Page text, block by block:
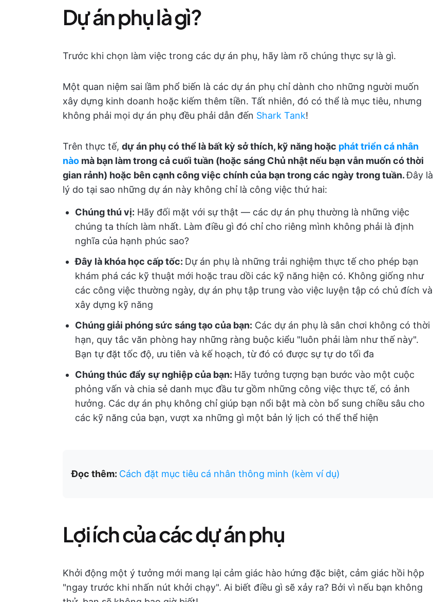
Dự án phụ là gì?
Trước khi chọn làm việc trong các dự án phụ, hãy làm rõ chúng thực sự là gì.
Một quan niệm sai lầm phổ biến là các dự án phụ chỉ dành cho những người muốn
xây dựng kinh doanh hoặc kiếm thêm tiền. Tất nhiên, đó có thể là mục tiêu, nhưng
không phải mọi dự án phụ đều phải dẫn đến Shark Tank!
Trên thực tế, dự án phụ có thể là bất kỳ sở thích, kỹ năng hoặc phát triển cá nhân
nào mà bạn làm trong cả cuối tuần (hoặc sáng Chủ nhật nếu bạn vẫn muốn có thời
gian rảnh) hoặc bên cạnh công việc chính của bạn trong các ngày trong tuần.Đây là
lý do tại sao những dự án này không chỉ là công việc thứ hai:
Chúng thú vị: Hãy đối mặt với sự thật — các dự án phụ thường là những việc
chúng ta thích làm nhất. Làm điều gì đó chỉ cho riêng mình không phải là định
nghĩa của hạnh phúc sao?
Đây là khóa học cấp tốc: Dự án phụ là những trải nghiệm thực tế cho phép bạn
khám phá các kỹ thuật mới hoặc trau dồi các kỹ năng hiện có. Không giống như
các công việc thường ngày, dự án phụ tập trung vào việc luyện tập có chủ đích và
xây dựng kỹ năng
Chúng giải phóng sức sáng tạo của bạn: Các dự án phụ là sân chơi không có thời
hạn, quy tắc văn phòng hay những ràng buộc kiểu "luôn phải làm như thế này".
Bạn tự đặt tốc độ, ưu tiên và kế hoạch, từ đó có được sự tự do tối đa
Chúng thúc đẩy sự nghiệp của bạn: Hãy tưởng tượng bạn bước vào một cuộc
phỏng vấn và chia sẻ danh mục đầu tư gồm những công việc thực tế, có ảnh
hưởng. Các dự án phụ không chỉ giúp bạn nổi bật mà còn bổ sung chiều sâu cho
các kỹ năng của bạn, vượt xa những gì một bản lý lịch có thể thể hiện
Đọc thêm: Cách đặt mục tiêu cá nhân thông minh (kèm ví dụ)
Lợi ích của các dự án phụ
Khởi động một ý tưởng mới mang lại cảm giác hào hứng đặc biệt, cảm giác hồi hộp
"ngay trước khi nhấn nút khởi chạy". Ai biết điều gì sẽ xảy ra? Bởi vì nếu bạn không